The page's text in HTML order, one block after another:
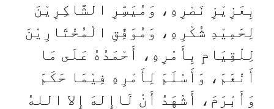
بِعَزِيْزِ نَصْرِهِ، وَمُيَسِّرِ الشَّاكِرِيْنَ
لِحَمِيْدِ شُكْرِهِ، وَمُوَفِّقِ الْمُخْتَارِيْنَ
لِلْقِيَامِ بِأَمْرِهِ، أَحْمَدُهُ عَلَى مَا
أَنْعَمَ، وَأَسْلَمَ لِأَمْرِهِ فِيْمَا حَكَمَ
وَأَبْرَمَ، أَشْهَدُ أَنْ لَاإِلهَ إِلا اللهُ